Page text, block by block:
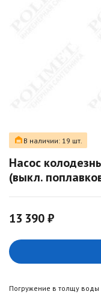
В наличии: 19 шт.
Насос
(выкл.
13 390 ₽
Погружение в толщу воды